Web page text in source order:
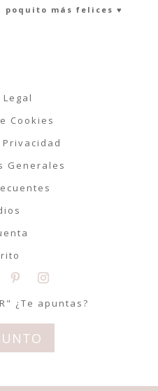
poquito más felices ♥︎
Cookies
Generales
¿Te apuntas?